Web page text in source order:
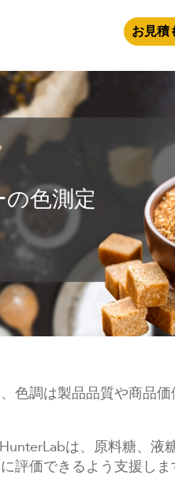
お見積
色測定
色調は製品品質や商品
は、原料糖、液
評価できるよう支援しま